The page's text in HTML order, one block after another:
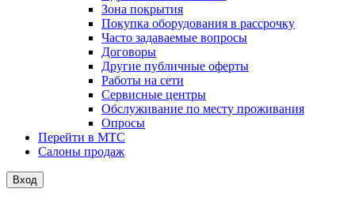
Зона покрытия
Покупка оборудования в рассрочку
Часто задаваемые вопросы
Договоры
Другие публичные оферты
Работы на сети
Сервисные центры
Обслуживание по месту проживания
Опросы
Перейти в МТС
Салоны продаж
Вход